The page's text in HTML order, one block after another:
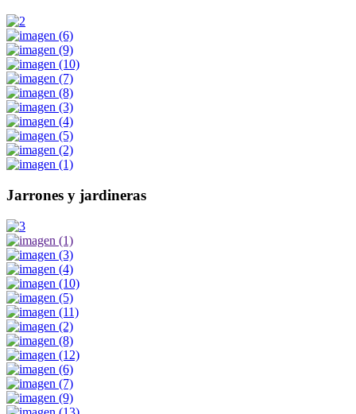
Jarrones y jardineras